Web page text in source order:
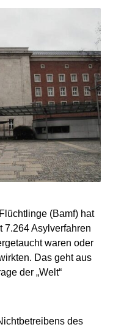
(Bamf) hat
7.264 Asylverfahren
waren oder
Das geht aus
der „Welt“
des